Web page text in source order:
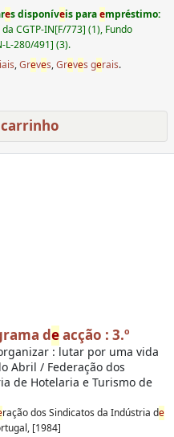
es disponíveis paraempréstimo:
CGTP-IN[F/773] (1), Fundo
L-280/491] (3).
,Greves,Greves gerais.
deacção : 3.º
: lutar por uma vida
Abril / Federação dos
de Hotelaria e Turismo de
ração dos Sindicatos da Indústria de
[1984]